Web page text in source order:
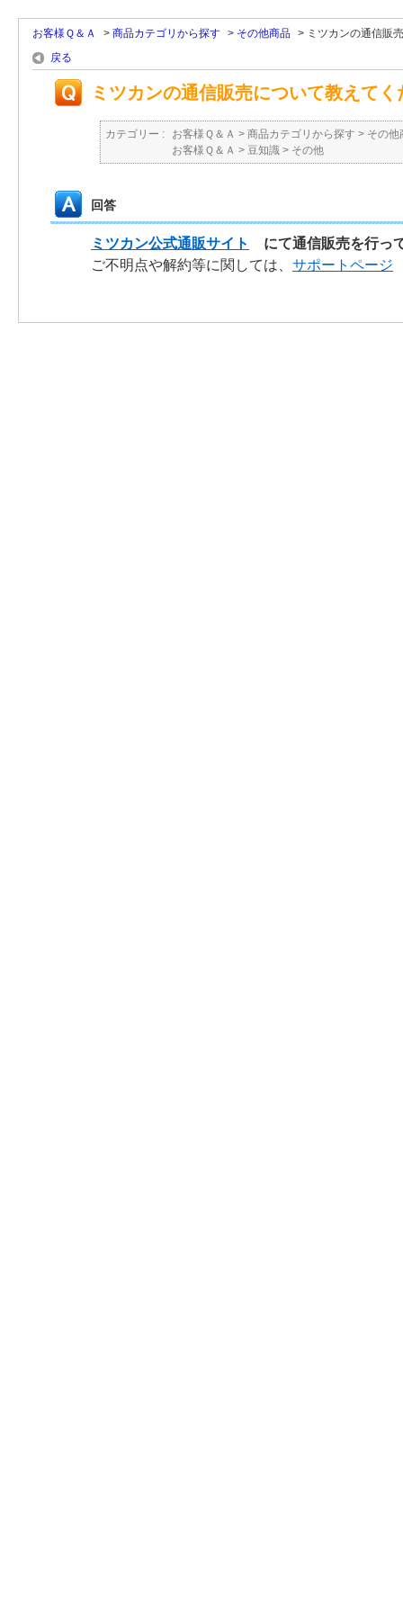
お客様Ｑ＆Ａ > 商品カテゴリから探す > その他商品 > ミツカンの通信販
戻る
ミツカンの通信販売について教えてく
カテゴリー : お客様Ｑ＆Ａ > 商品カテゴリから探す > その他
お客様Ｑ＆Ａ > 豆知識 > その他
回答
ミツカン公式通販サイト
にて通信販売を行っ
ご不明点や解約等に関しては、 サポートページ